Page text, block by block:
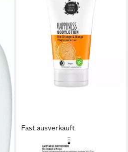
Fast ausverkauft
SANTE